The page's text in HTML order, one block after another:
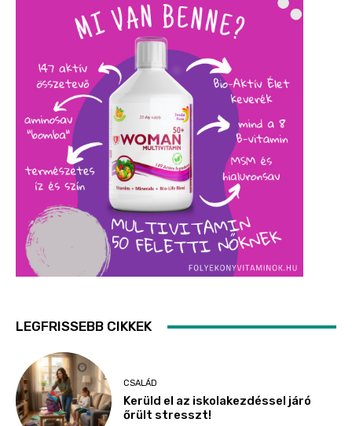
LEGFRISSEBB CIKKEK
CSALÁD
Kerüld el az iskolakezdéssel járó
őrült stresszt!